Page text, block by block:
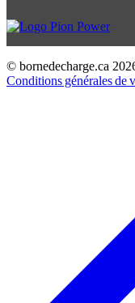
© bornedecharge.ca
Conditions générales de